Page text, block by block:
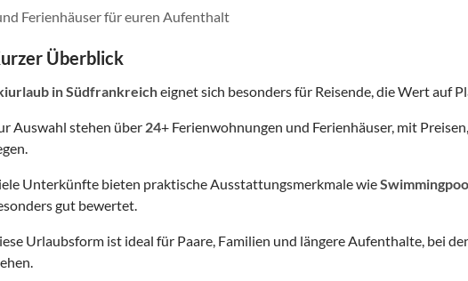
Ferienhäuser für euren Aufenthalt
Überblick
in Südfrankreicheignet sich besonders für Reisende, die Wert auf
Auswahl stehen über 24+ Ferienwohnungen und Ferienhäuser, mit
Unterkünfte bieten praktische Ausstattungsmerkmale wie
gut bewertet.
Urlaubsform ist ideal für Paare, Familien und längere Aufenthalte, bei